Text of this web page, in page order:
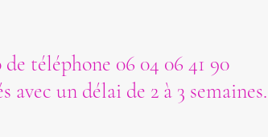
téléphone 06 04 06 41 90
avec un délai de 2 à 3 semaines.